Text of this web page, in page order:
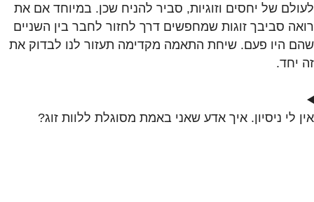
לעולם של יחסים וזוגיות, סביר להניח שכן. במיוחד אם את
רואה סביבך זוגות שמחפשים דרך לחזור לחבר בין השניים
שהם היו פעם. שיחת התאמה מקדימה תעזור לנו לבדוק את
זה יחד.
אין לי ניסיון. איך אדע שאני באמת מסוגלת ללוות זוג?